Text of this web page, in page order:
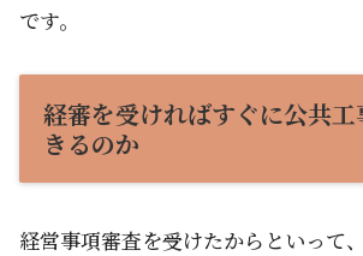
です。
経審を受ければすぐに公共
きるのか
経営事項審査を受けたからといって